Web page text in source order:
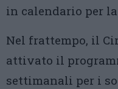
in calendario per
Nel frattempo, il
attivato il
settimanali per i